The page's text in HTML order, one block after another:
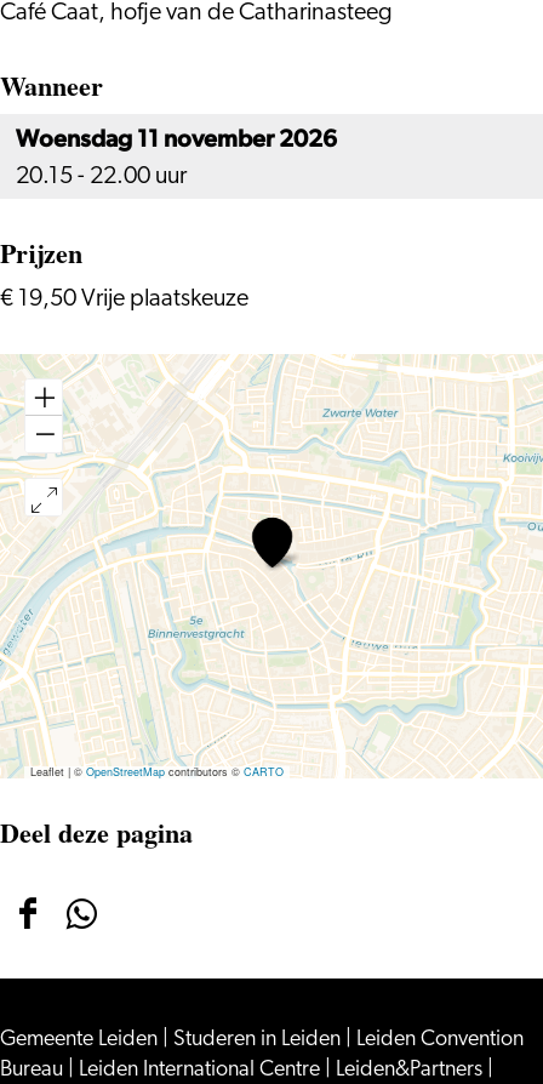
Café Caat, hofje van de Catharinasteeg
Wanneer
Woensdag 11 november 2026
20.15 - 22.00 uur
Prijzen
€ 19,50 Vrije plaatskeuze
Caat
Comedy
–
The
Stand-
up
Club
#2
Leaflet | ©OpenStreetMapcontributors ©CARTO
Deel deze pagina
Deel
op
Facebook
Deel
op
WhatsApp
Gemeente Leiden Studeren in Leiden
Leiden Convention
Bureau
Leiden International Centre Leiden&Partners